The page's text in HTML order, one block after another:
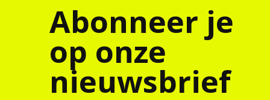
Abonneer je
op onze
nieuwsbrief